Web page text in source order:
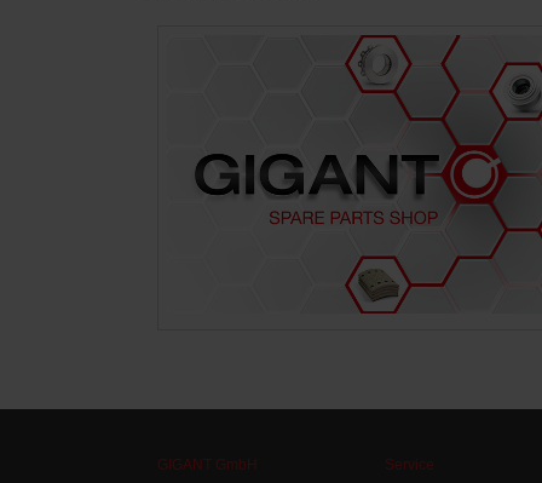
GIGANT GmbH Service